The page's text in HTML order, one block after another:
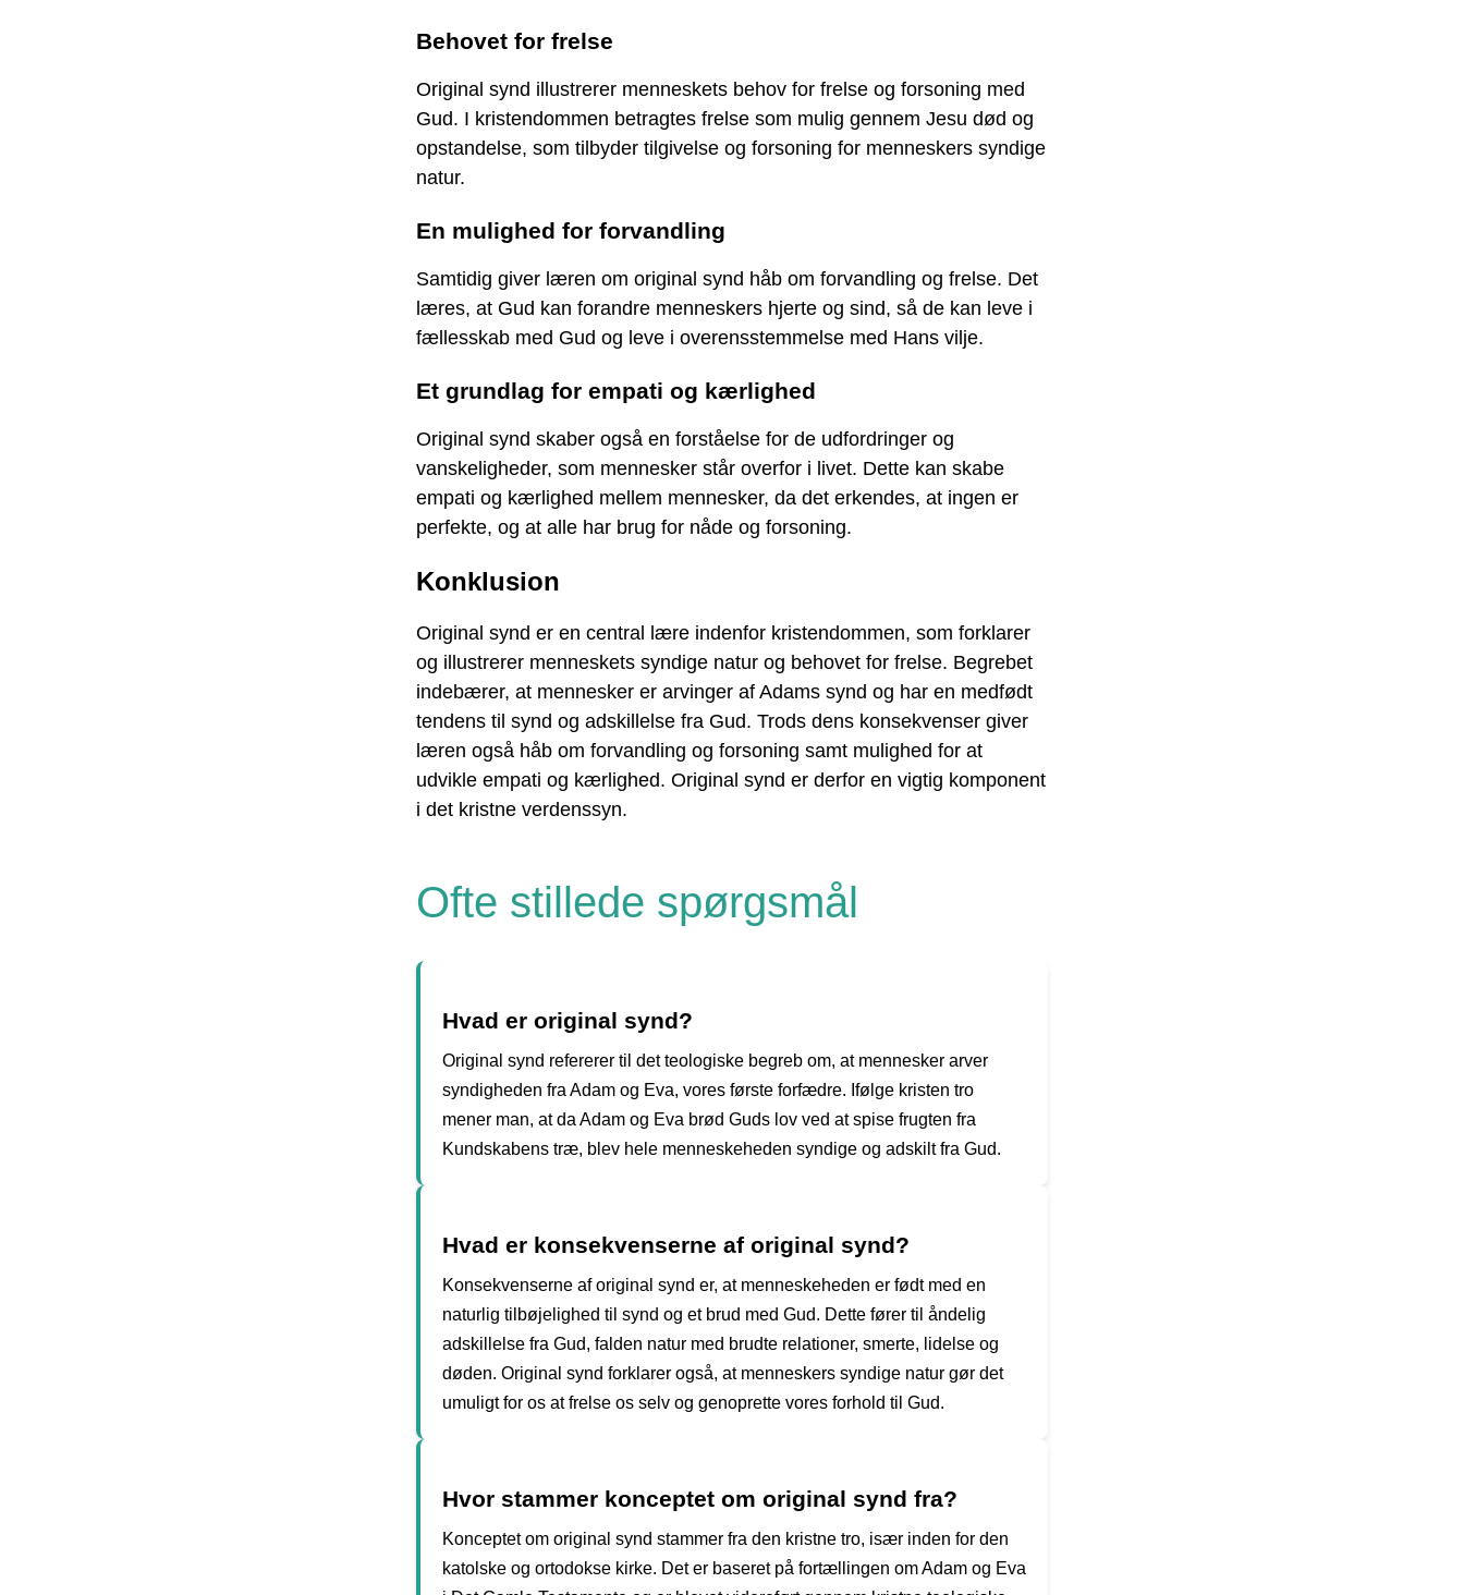
Behovet for frelse
Original synd illustrerer menneskets behov for frelse og forsoning med
Gud. I kristendommen betragtes frelse som mulig gennem Jesu død og
opstandelse, som tilbyder tilgivelse og forsoning for menneskers syndige
natur.
En mulighed for forvandling
Samtidig giver læren om original synd håb om forvandling og frelse. Det
læres, at Gud kan forandre menneskers hjerte og sind, så de kan leve i
fællesskab med Gud og leve i overensstemmelse med Hans vilje.
Et grundlag for empati og kærlighed
Original synd skaber også en forståelse for de udfordringer og
vanskeligheder, som mennesker står overfor i livet. Dette kan skabe
empati og kærlighed mellem mennesker, da det erkendes, at ingen er
perfekte, og at alle har brug for nåde og forsoning.
Konklusion
Original synd er en central lære indenfor kristendommen, som forklarer
og illustrerer menneskets syndige natur og behovet for frelse. Begrebet
indebærer, at mennesker er arvinger af Adams synd og har en medfødt
tendens til synd og adskillelse fra Gud. Trods dens konsekvenser giver
læren også håb om forvandling og forsoning samt mulighed for at
udvikle empati og kærlighed. Original synd er derfor en vigtig komponent
i det kristne verdenssyn.
Ofte stillede spørgsmål
Hvad er original synd?
Original synd refererer til det teologiske begreb om, at mennesker arver
syndigheden fra Adam og Eva, vores første forfædre. Ifølge kristen tro
mener man, at da Adam og Eva brød Guds lov ved at spise frugten fra
Kundskabens træ, blev hele menneskeheden syndige og adskilt fra Gud.
Hvad er konsekvenserne af original synd?
Konsekvenserne af original synd er, at menneskeheden er født med en
naturlig tilbøjelighed til synd og et brud med Gud. Dette fører til åndelig
adskillelse fra Gud, falden natur med brudte relationer, smerte, lidelse og
døden. Original synd forklarer også, at menneskers syndige natur gør det
umuligt for os at frelse os selv og genoprette vores forhold til Gud.
Hvor stammer konceptet om original synd fra?
Konceptet om original synd stammer fra den kristne tro, især inden for den
katolske og ortodokse kirke. Det er baseret på fortællingen om Adam og Eva